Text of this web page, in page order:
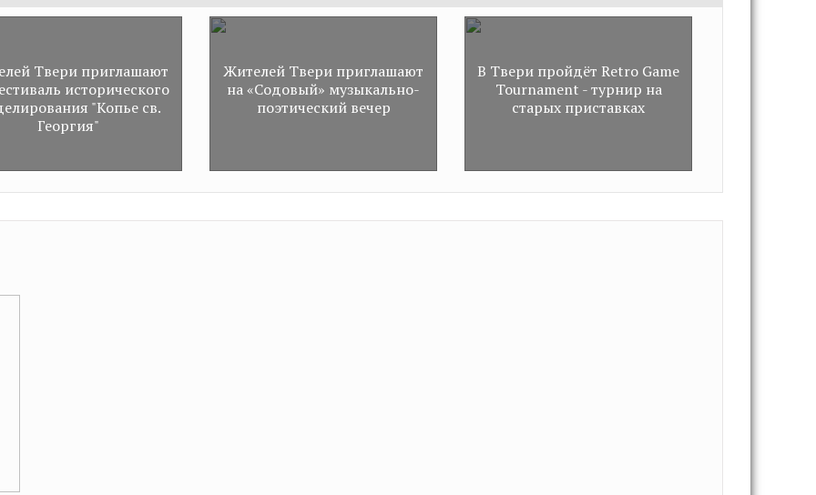
технологическое развитие
Твери приглашают
исторического
"Копье св.
Георгия"
Жителей Твери приглашают
на «Содовый» музыкально-
поэтический вечер
В Твери пройдёт Retro Game
Tournament - турнир на
старых приставках